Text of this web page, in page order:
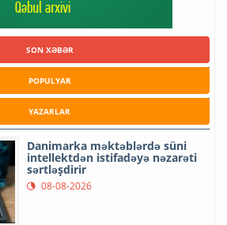
SON XƏBƏR
POPULYAR
YAZARLAR
Danimarka məktəblərdə süni
intellektdən istifadəyə nəzarəti
sərtləşdirir
08-08-2026